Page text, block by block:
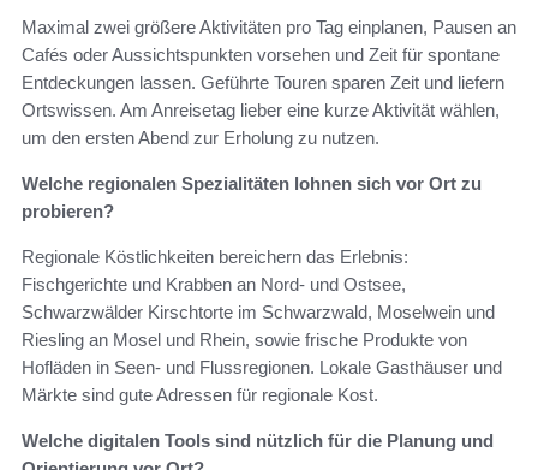
Maximal zwei größere Aktivitäten pro Tag einplanen, Pausen an
Cafés oder Aussichtspunkten vorsehen und Zeit für spontane
Entdeckungen lassen. Geführte Touren sparen Zeit und liefern
Ortswissen. Am Anreisetag lieber eine kurze Aktivität wählen,
um den ersten Abend zur Erholung zu nutzen.
Welche regionalen Spezialitäten lohnen sich vor Ort zu
probieren?
Regionale Köstlichkeiten bereichern das Erlebnis:
Fischgerichte und Krabben an Nord‑ und Ostsee,
Schwarzwälder Kirschtorte im Schwarzwald, Moselwein und
Riesling an Mosel und Rhein, sowie frische Produkte von
Hofläden in Seen‑ und Flussregionen. Lokale Gasthäuser und
Märkte sind gute Adressen für regionale Kost.
Welche digitalen Tools sind nützlich für die Planung und